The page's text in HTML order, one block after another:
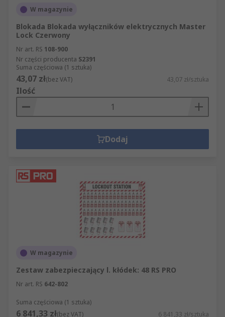
W magazynie
Blokada Blokada wyłączników elektrycznych Master
Lock Czerwony
Nr art. RS 108-900
Nr części producenta S2391
Suma częściowa (1 sztuka)
43,07 zł(bez VAT) 43,07 zł/sztuka
Ilość
Dodaj
W magazynie
Zestaw zabezpieczający l. kłódek: 48 RS PRO
Nr art. RS 642-802
Suma częściowa (1 sztuka)
6 841,33 zł(bez VAT) 6 841,33 zł/sztuka